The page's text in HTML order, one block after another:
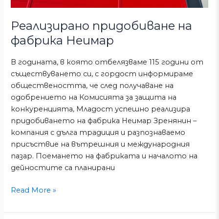
Реализирано придобиване на
фабрика Неимар
В годината, в която отбелязваме 115 години от
съществуването си, с гордост информираме
обществеността, че след получаване на
одобрението на Комисията за защита на
конкуренцията, Младост успешно реализира
придобиването на фабрика Неимар Зренянин –
компания с дълга традиция и разпознаваемо
присъствие на вътрешния и международния
пазар. Поемането на фабриката и началото на
дейностите са планирани
Read More »